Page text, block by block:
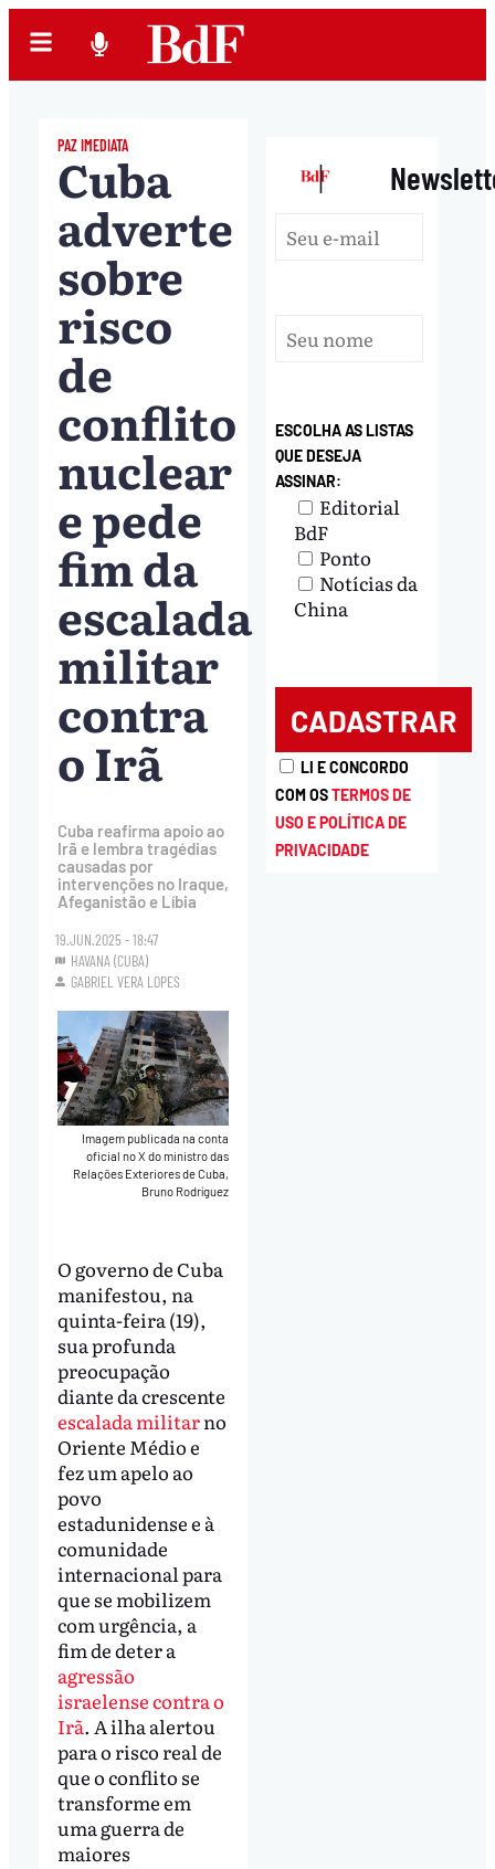
PAZ IMEDIATA
Cuba
adverte
sobre
risco
de
conflito
nuclear
e pede
fim da
escalada
militar
contra
o Irã
Cuba reafirma apoio ao
Irã e lembra tragédias
causadas por
intervenções no Iraque,
Afeganistão e Líbia
19.JUN.2025 - 18:47
HAVANA (CUBA)
GABRIEL VERA LOPES
Imagem publicada na conta
oficial no X do ministro das
Relações Exteriores de Cuba,
Bruno Rodríguez
O governo de Cuba
manifestou, na
quinta-feira (19),
sua profunda
preocupação
diante da crescente
escalada militarno
Oriente Médio e
fez um apelo ao
povo
estadunidense e à
comunidade
internacional para
que se mobilizem
com urgência, a
fim de deter a
agressão
israelense contra o
Irã. A ilha alertou
para o risco real de
que o conflito se
transforme em
uma guerra de
maiores
|
ESCOLHA AS LISTAS
QUE DESEJA
ASSINAR:
Editorial
BdF
Ponto
Notícias da
China
LI E CONCORDO
COM OSTERMOS DE
USO E POLÍTICA DE
PRIVACIDADE